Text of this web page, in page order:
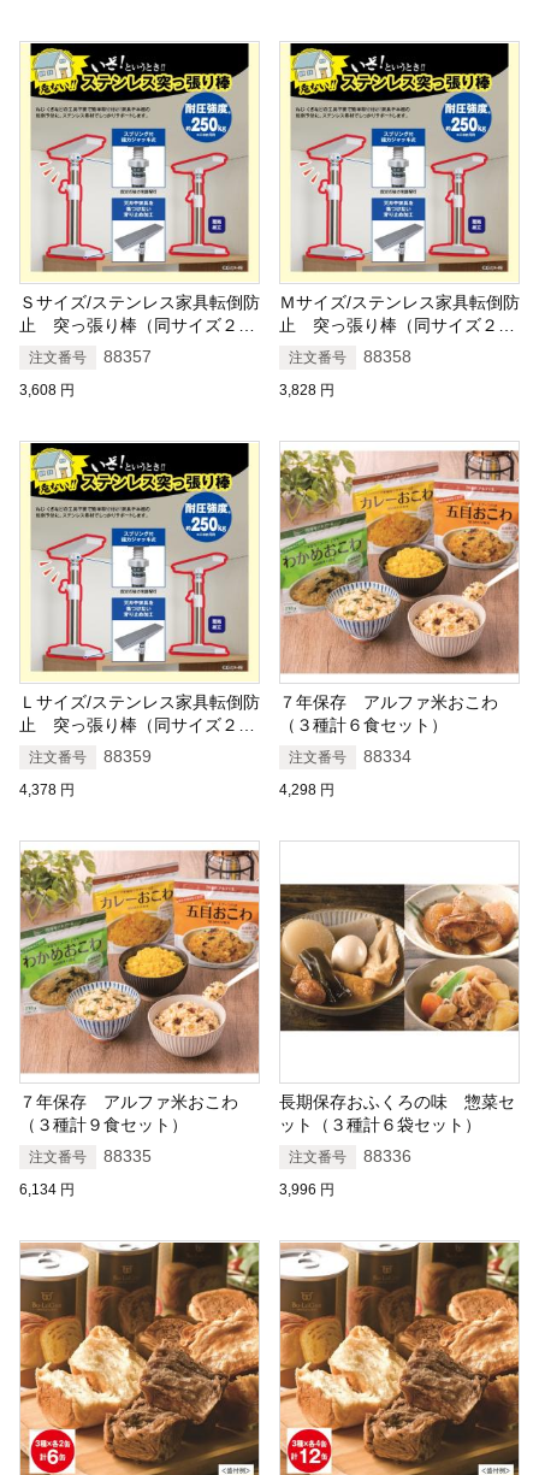
Ｓサイズ/ステンレス家具転倒防
止 突っ張り棒（同サイズ２本
組）
注文番号 88357
3,608 円
Ｍサイズ/ステンレス家具転倒防
止 突っ張り棒（同サイズ２本
組）
注文番号 88358
3,828 円
Ｌサイズ/ステンレス家具転倒防
止 突っ張り棒（同サイズ２本
組）
注文番号 88359
4,378 円
７年保存 アルファ米おこわ
（３種計６食セット）
注文番号 88334
4,298 円
７年保存 アルファ米おこわ
（３種計９食セット）
注文番号 88335
6,134 円
長期保存おふくろの味 惣菜セ
ット（３種計６袋セット）
注文番号 88336
3,996 円